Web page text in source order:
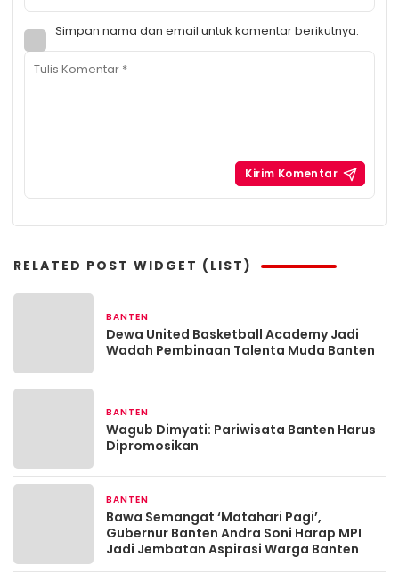
Simpan nama dan email untuk komentar berikutnya.
RELATED POST WIDGET (LIST)
BANTEN
Dewa United Basketball Academy Jadi
Wadah Pembinaan Talenta Muda Banten
BANTEN
Wagub Dimyati: Pariwisata Banten Harus
Dipromosikan
BANTEN
Bawa Semangat ‘Matahari Pagi’,
Gubernur Banten Andra Soni Harap MPI
Jadi Jembatan Aspirasi Warga Banten